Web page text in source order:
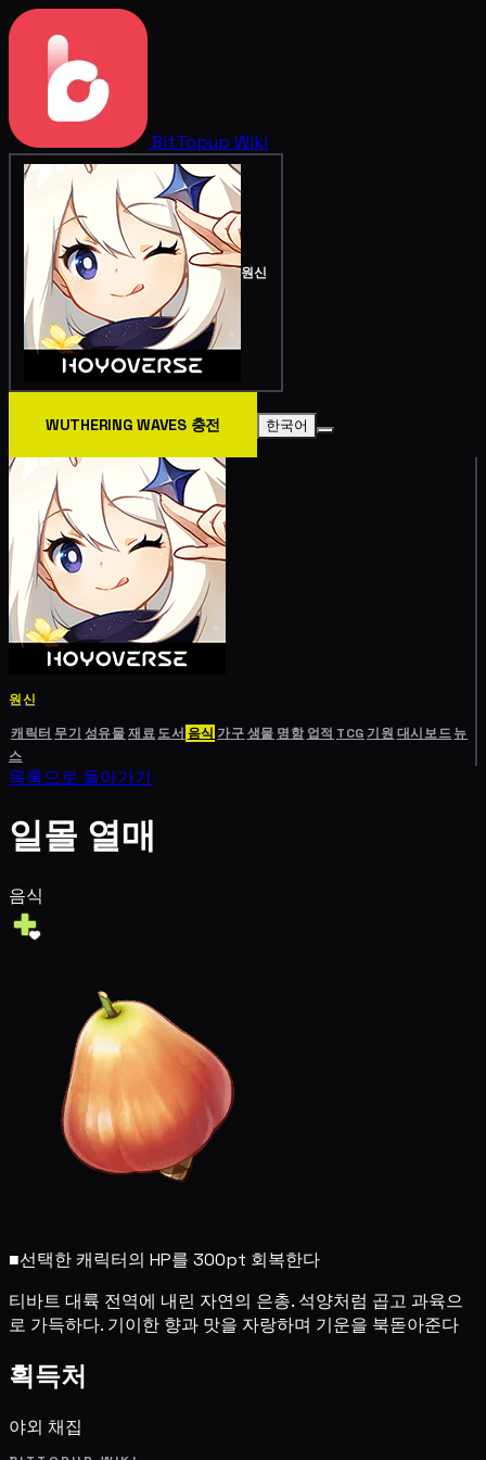
BitTopup Wiki
원신
WUTHERING WAVES 충전 한국어
원신
캐릭터 무기 성유물재료도서 음식 가구생물 명함 업적 TCG기원 대시보드뉴
스
목록으로 돌아가기
일몰 열매
음식
■선택한 캐릭터의 HP를 300pt 회복한다
티바트 대륙 전역에 내린 자연의 은총. 석양처럼 곱고 과육으
로 가득하다. 기이한 향과 맛을 자랑하며 기운을 북돋아준다
획득처
야외 채집